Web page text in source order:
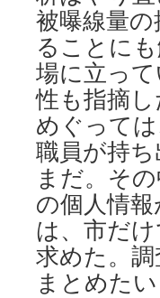
被曝線量
ることに
場に立っ
性も指摘
めぐって
職員が持
まだ。そ
の個人情
は、市だ
求めた。
まとめた